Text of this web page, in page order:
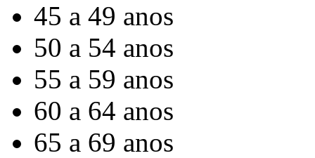
45 a 49 anos
50 a 54 anos
55 a 59 anos
60 a 64 anos
65 a 69 anos